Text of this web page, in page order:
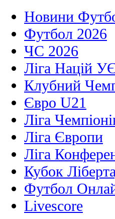
Новини
Футбол 2026
ЧС 2026
Ліга Націй
Клубний
Євро U21
Ліга
Ліга Європи
Ліга
Кубок
Футбол
Livescore